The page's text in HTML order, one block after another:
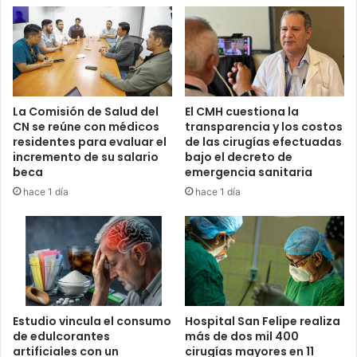
Alerta para viajeros por el Mundial
de Fútbol 2026
La Secretaría de Salud recordó que el sarampión es una
enfermedad viral altamente contagiosa que se transmite
con facilidad a través de gotas respiratorias al hablar, toser
o estornudar. Debido a que el virus puede ocasionar
complicaciones graves en niños pequeños, adultos
mayores, embarazadas y personas inmunocomprometidas,
se ha emitido una alerta especial para los ciudadanos que
planean salir del país.
Las autoridades instaron enfáticamente a los hondureños
que pretenden movilizarse hacia elMundial de Fútbol
2026, así como a quienes viajen a naciones con brotes
activos como Guatemala, México, Estados Unidos y
Canadá, a verificar y completar su esquema de vacunación
La Comisión de Salud del
CN se reúne con médicos
residentes para evaluar el
incremento de su salario
beca
hace 1 día
El CMH cuestiona la
transparencia y los costos
de las cirugías efectuadas
bajo el decreto de
emergencia sanitaria
hace 1 día
Estudio vincula el consumo
de edulcorantes
artificiales con un
Hospital San Felipe realiza
más de dos mil 400
cirugías mayores en 11